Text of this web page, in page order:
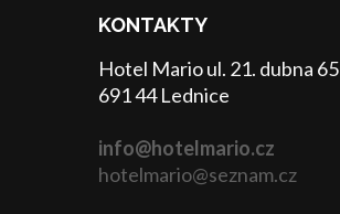
KONTAKTY
Hotel Mario ul. 21. dubna 65
691 44 Lednice
info@hotelmario.cz
hotelmario@seznam.cz